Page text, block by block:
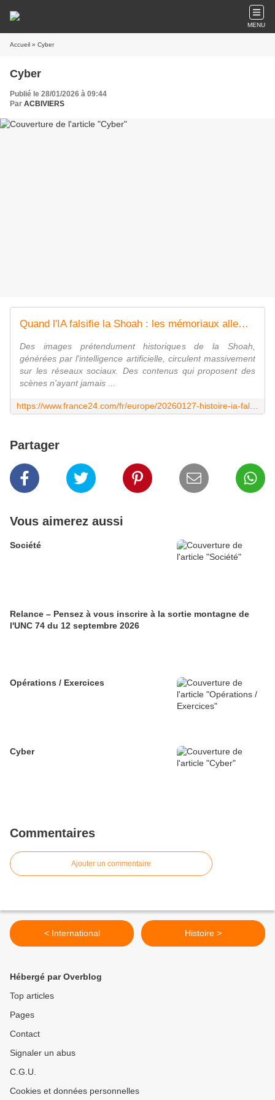
MENU
Accueil » Cyber
Cyber
Publié le 28/01/2026 à 09:44
Par ACBIVIERS
Quand l'IA falsifie la Shoah : les mémoriaux allemands tirent la sonnette d'alarme
Des images prétendument historiques de la Shoah,
générées par l'intelligence artificielle, circulent massivement
sur les réseaux sociaux. Des contenus qui proposent des
scènes n'ayant jamais ...
Partager
Vous aimerez aussi
Société
Relance – Pensez à vous inscrire à la sortie montagne de
l'UNC 74 du 12 septembre 2026
Opérations / Exercices
Cyber
Commentaires
Ajouter un commentaire
< International Histoire >
Hébergé par Overblog
Top articles
Pages
Contact
Signaler un abus
C.G.U.
Cookies et données personnelles